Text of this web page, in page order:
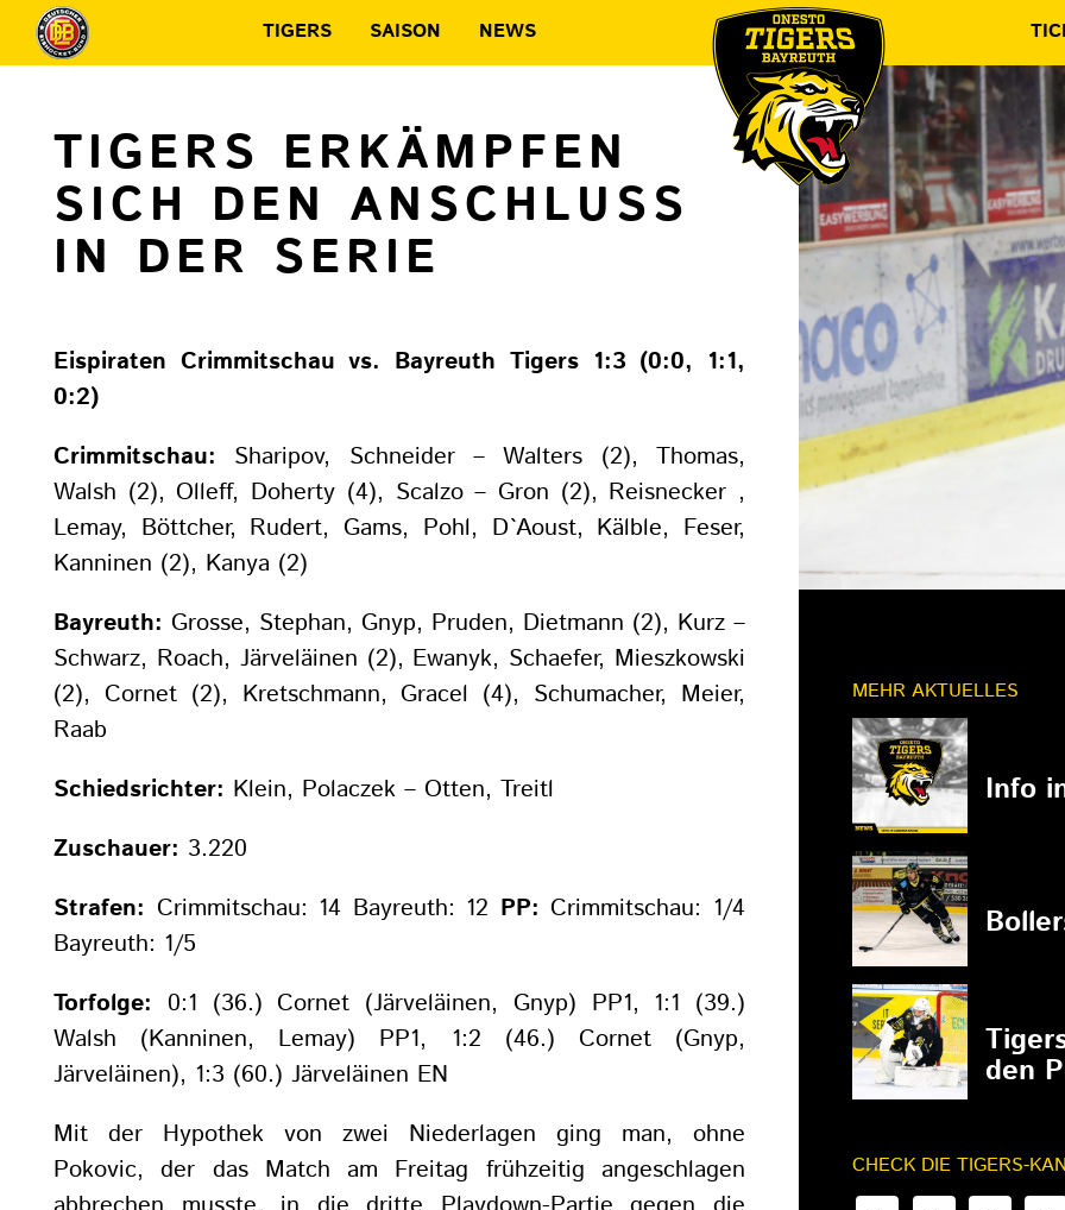
TIGERS SAISON NEWS
TIGERS ERKÄMPFEN
SICH DEN ANSCHLUSS
IN DER SERIE
Eispiraten Crimmitschau vs. Bayreuth Tigers 1:3 (0:0, 1:1,
0:2)
Crimmitschau: Sharipov, Schneider – Walters (2), Thomas,
Walsh (2), Olleff, Doherty (4), Scalzo – Gron (2), Reisnecker ,
Lemay, Böttcher, Rudert, Gams, Pohl, D`Aoust, Kälble, Feser,
Kanninen (2), Kanya (2)
Bayreuth: Grosse, Stephan, Gnyp, Pruden, Dietmann (2), Kurz –
Schwarz, Roach, Järveläinen (2), Ewanyk, Schaefer, Mieszkowski
(2), Cornet (2), Kretschmann, Gracel (4), Schumacher, Meier,
Raab
Schiedsrichter: Klein, Polaczek – Otten, Treitl
Zuschauer: 3.220
Strafen: Crimmitschau: 14 Bayreuth: 12 PP: Crimmitschau: 1/4
Bayreuth: 1/5
Torfolge: 0:1 (36.) Cornet (Järveläinen, Gnyp) PP1, 1:1 (39.)
Walsh (Kanninen, Lemay) PP1, 1:2 (46.) Cornet (Gnyp,
Järveläinen), 1:3 (60.) Järveläinen EN
Mit der Hypothek von zwei Niederlagen ging man, ohne
Pokovic, der das Match am Freitag frühzeitig angeschlagen
MEHR AKTUELLES
Info
den
CHECK DIE TIGERS-